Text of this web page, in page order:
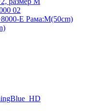
E Рама:M(50cm)